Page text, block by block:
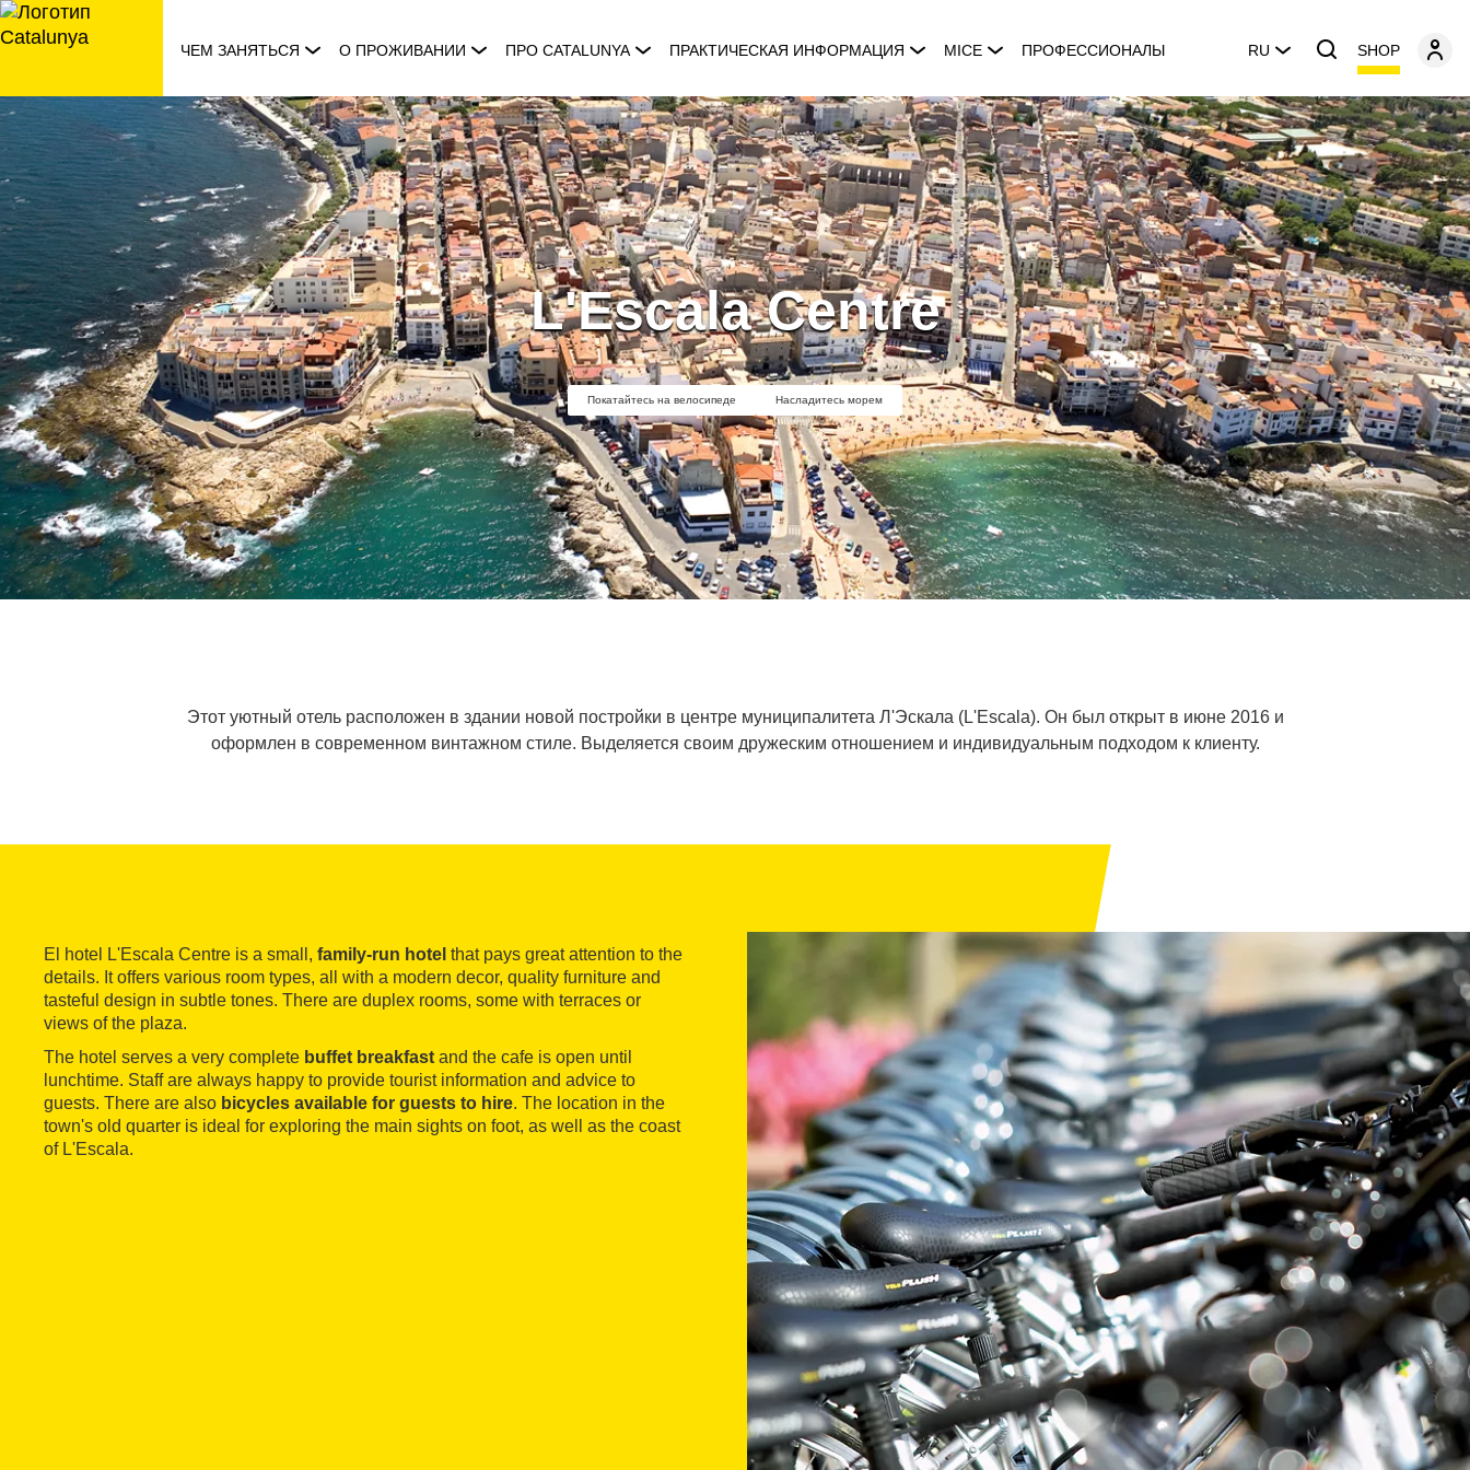
перейти
к
ЧЕМ ЗАНЯТЬСЯ О ПРОЖИВАНИИ ПРО CATALUNYA ПРАКТИЧЕСКАЯ ИНФОРМАЦИЯ MICE ПРОФЕССИОНАЛЫ RU SHOP
L'Escala Centre
Покатайтесь на велосипеде Насладитесь морем
Этот уютный отель расположен в здании новой постройки в центре муниципалитета Л'Эскала (L'Escala). Он был открыт в июне 2016 и
оформлен в современном винтажном стиле. Выделяется своим дружеским отношением и индивидуальным подходом к клиенту.
El hotel L'Escala Centre is a small, family-run hotel that pays great attention to the
details. It offers various room types, all with a modern decor, quality furniture and
tasteful design in subtle tones. There are duplex rooms, some with terraces or
views of the plaza.
The hotel serves a very complete buffet breakfast and the cafe is open until
lunchtime. Staff are always happy to provide tourist information and advice to
guests. There are also bicycles available for guests to hire. The location in the
town's old quarter is ideal for exploring the main sights on foot, as well as the coast
of L'Escala.